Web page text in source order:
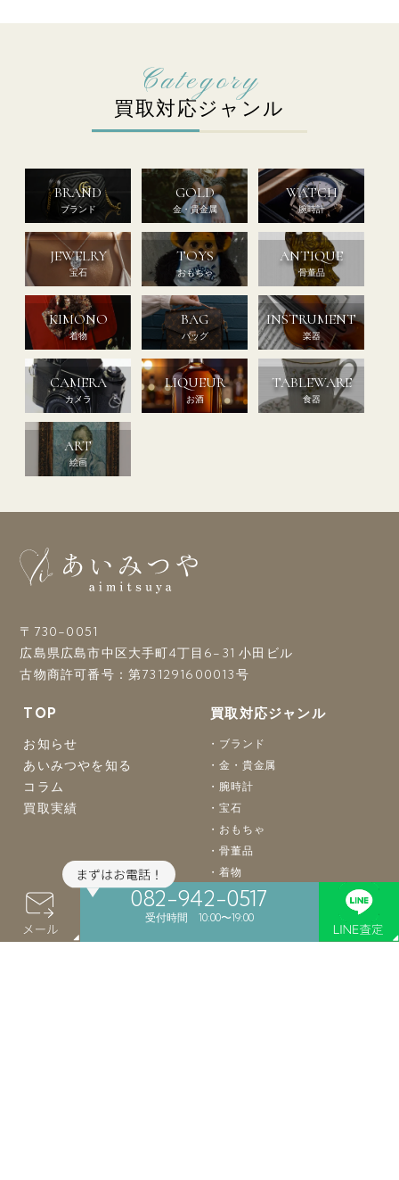
買取対応ジャンル
BRAND
ブランド
GOLD
金・貴金属
WATCH
腕時計
JEWELRY
宝石
TOYS
おもちゃ
ANTIQUE
骨董品
KIMONO
着物
BAG
バッグ
INSTRUMENT
楽器
CAMERA
カメラ
LIQUEUR
お酒
TABLEWARE
食器
ART
絵画
〒730-0051
広島県広島市中区大手町4丁目6-31 小田ビル
古物商許可番号：第731291600013号
TOP
お知らせ
あいみつやを知る
コラム
買取実績
買取対応ジャンル
ブランド
金・貴金属
腕時計
宝石
おもちゃ
骨董品
着物
バッグ
楽器
082-942-0517
受付時間 10:00〜19:00